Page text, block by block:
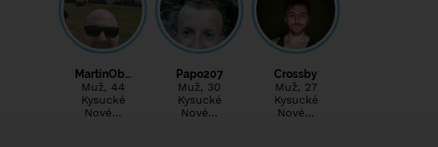
MartinOb…
Muž, 44
Kysucké
Nové…
Papo207
Muž, 30
Kysucké
Nové…
Crossby
Muž, 27
Kysucké
Nové…